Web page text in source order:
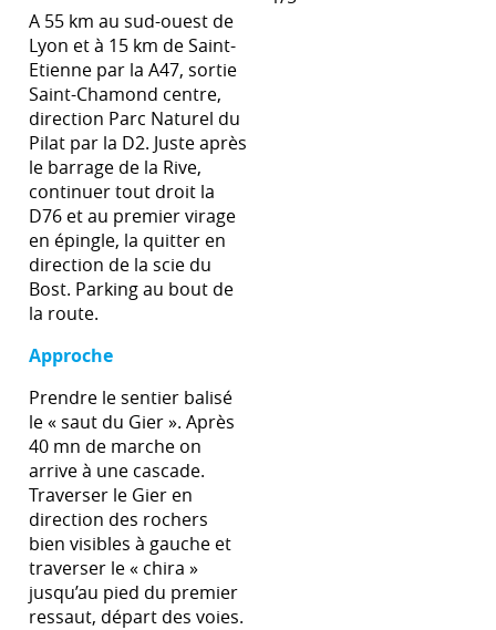
A 55 km au sud-ouest de
Lyon et à 15 km de Saint-
Etienne par la A47, sortie
Saint-Chamond centre,
direction Parc Naturel du
Pilat par la D2. Juste après
le barrage de la Rive,
continuer tout droit la
D76 et au premier virage
en épingle, la quitter en
direction de la scie du
Bost. Parking au bout de
la route.
Approche
Prendre le sentier balisé
le « saut du Gier ». Après
40 mn de marche on
arrive à une cascade.
Traverser le Gier en
direction des rochers
bien visibles à gauche et
traverser le « chira »
jusqu’au pied du premier
ressaut, départ des voies.